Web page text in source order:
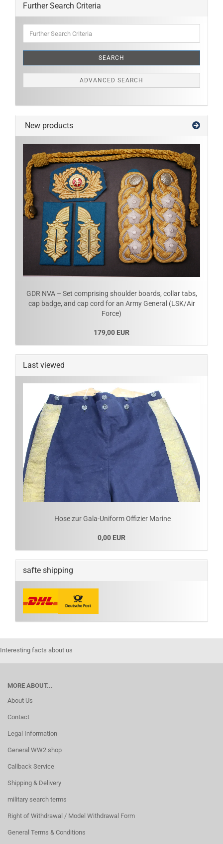
Further Search Criteria
Search
SEARCH
ADVANCED SEARCH
New products
GDR NVA – Set comprising shoulder boards, collar tabs,
cap badge, and cap cord for an Army General (LSK/Air
Force)
179,00 EUR
Last viewed
Hose zur Gala-Uniform Offizier Marine
0,00 EUR
safte shipping
Interesting facts about us
MORE ABOUT...
About Us
Contact
Legal Information
General WW2 shop
Callback Service
Shipping & Delivery
military search terms
Right of Withdrawal / Model Withdrawal Form
General Terms & Conditions